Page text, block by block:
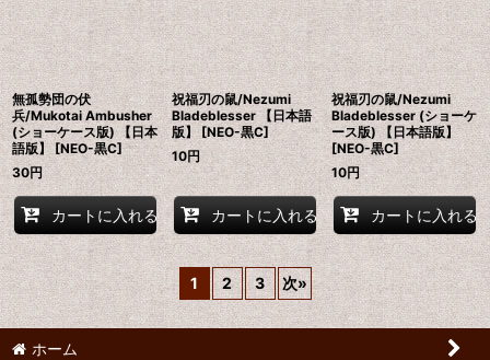
無孤勢団の伏
兵/Mukotai Ambusher
(ショーケース版) 【日本
語版】 [NEO-黒C]
30円
カートに入れる
祝福刃の鼠/Nezumi
Bladeblesser 【日本語
版】 [NEO-黒C]
10円
カートに入れる
祝福刃の鼠/Nezumi
Bladeblesser (ショーケ
ース版) 【日本語版】
[NEO-黒C]
10円
カートに入れる
1 2 3 次»
ホーム